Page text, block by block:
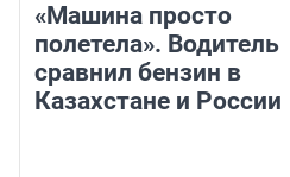
«Машина просто
полетела». Водитель
сравнил бензин в
Казахстане и России